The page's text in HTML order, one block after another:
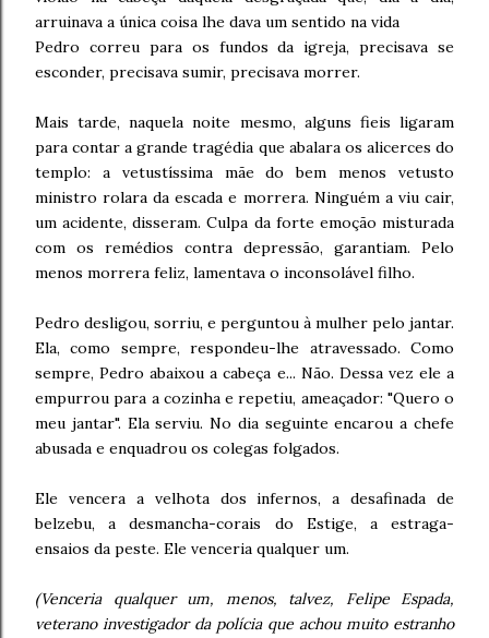
arruinava a única coisa lhe dava um sentido na vida
Pedro correu para os fundos da igreja, precisava se
esconder, precisava sumir, precisava morrer.
Mais tarde, naquela noite mesmo, alguns fieis ligaram
para contar a grande tragédia que abalara os alicerces do
templo: a vetustíssima mãe do bem menos vetusto
ministro rolara da escada e morrera. Ninguém a viu cair,
um acidente, disseram. Culpa da forte emoção misturada
com os remédios contra depressão, garantiam. Pelo
menos morrera feliz, lamentava o inconsolável filho.
Pedro desligou, sorriu, e perguntou à mulher pelo jantar.
Ela, como sempre, respondeu-lhe atravessado. Como
sempre, Pedro abaixou a cabeça e... Não. Dessa vez ele a
empurrou para a cozinha e repetiu, ameaçador: "Quero o
meu jantar". Ela serviu. No dia seguinte encarou a chefe
abusada e enquadrou os colegas folgados.
Ele vencera a velhota dos infernos, a desafinada de
belzebu, a desmancha-corais do Estige, a estraga-
ensaios da peste. Ele venceria qualquer um.
(Venceria qualquer um, menos, talvez, Felipe Espada,
veterano investigador da polícia que achou muito estranho